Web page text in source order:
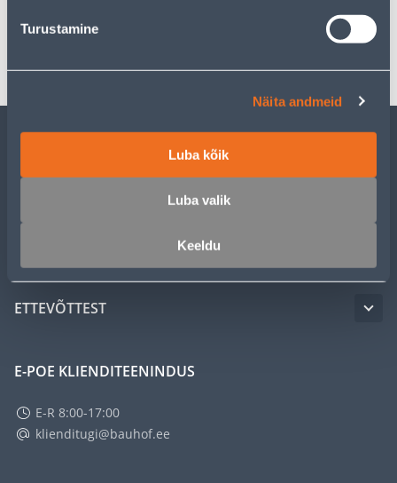
Turustamine
Näita andmeid
Luba kõik
Luba valik
Keeldu
ETTEVÕTTEST
E-POE KLIENDITEENINDUS
E-R 8:00-17:00
klienditugi@bauhof.ee